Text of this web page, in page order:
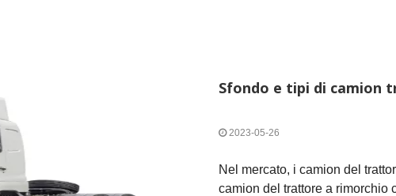
Sfondo e tipi di camion
2023-05-26
​Nel mercato, i camion del
camion del trattore a rimorchio